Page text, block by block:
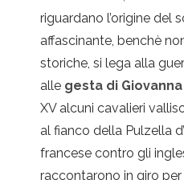
riguardano l’origine del
affascinante, benchè
storiche, si lega alla
alle gesta di Giovanna
XV alcuni cavalieri
al fianco della Pulzella
francese contro gli
raccontarono in giro